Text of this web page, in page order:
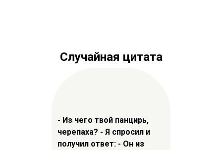
Случайная цитата
- Из чего твой панцирь,
черепаха? - Я спросил и
получил ответ: - Он из